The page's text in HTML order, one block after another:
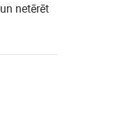
netērēt